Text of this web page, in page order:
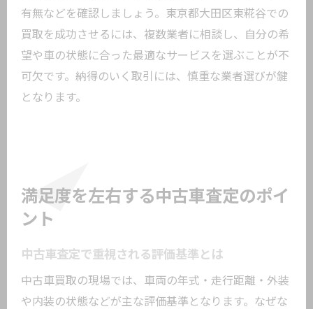
有無などを確認しましょう。東京都大田区東糀谷での
買取を成功させるには、複数業者に相談し、自分の希
望や車の状態に合った最適なサービスを選ぶことが不
可欠です。納得のいく取引には、慎重な業者選びが鍵
となります。
満足度を左右する中古車査定のポイ
ント
中古車査定で重視される評価基準とは
中古車買取の現場では、車両の年式・走行距離・外装
や内装の状態などが主な評価基準となります。なぜな